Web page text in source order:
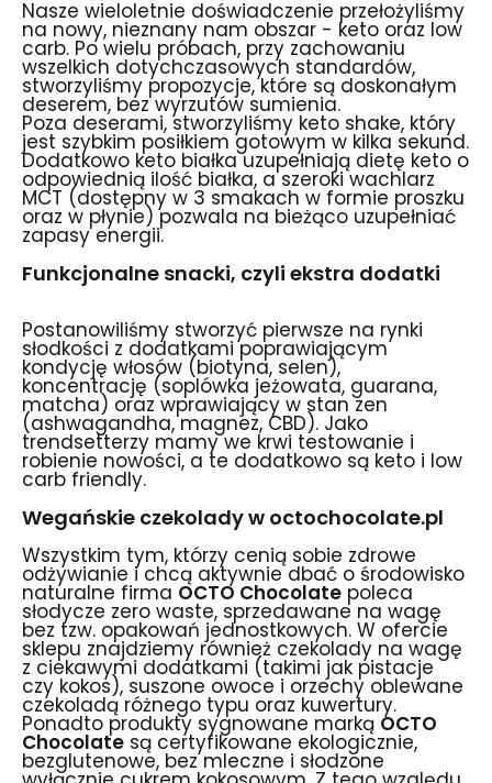
Nasze wieloletnie doświadczenie przełożyliśmy
na nowy, nieznany nam obszar - keto oraz low
carb. Po wielu próbach, przy zachowaniu
wszelkich dotychczasowych standardów,
stworzyliśmy propozycje, które są doskonałym
deserem, bez wyrzutów sumienia.
Poza deserami, stworzyliśmy keto shake, który
jest szybkim posiłkiem gotowym w kilka sekund.
Dodatkowo keto białka uzupełniają dietę keto o
odpowiednią ilość białka, a szeroki wachlarz
MCT (dostępny w 3 smakach w formie proszku
oraz w płynie) pozwala na bieżąco uzupełniać
zapasy energii.
Funkcjonalne snacki, czyli ekstra dodatki
Postanowiliśmy stworzyć pierwsze na rynki
słodkości z dodatkami poprawiającym
kondycję włosów (biotyna, selen),
koncentrację (soplówka jeżowata, guarana,
matcha) oraz wprawiający w stan zen
(ashwagandha, magnez, CBD). Jako
trendsetterzy mamy we krwi testowanie i
robienie nowości, a te dodatkowo są keto i low
carb friendly.
Wegańskie czekolady w octochocolate.pl
Wszystkim tym, którzy cenią sobie zdrowe
odżywianie i chcą aktywnie dbać o środowisko
naturalne firma OCTO Chocolate poleca
słodycze zero waste, sprzedawane na wagę
bez tzw. opakowań jednostkowych. W ofercie
sklepu znajdziemy również czekolady na wagę
z ciekawymi dodatkami (takimi jak pistacje
czy kokos), suszone owoce i orzechy oblewane
czekoladą różnego typu oraz kuwertury.
Ponadto produkty sygnowane marką OCTO
Chocolate są certyfikowane ekologicznie,
bezglutenowe, bez mleczne i słodzone